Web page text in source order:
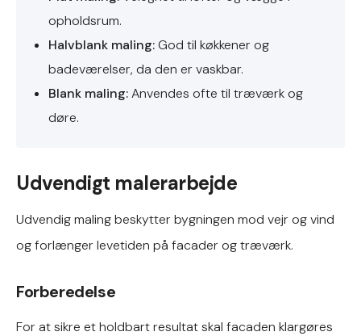
opholdsrum.
Halvblank maling:God til køkkener og
badeværelser, da den er vaskbar.
Blank maling:Anvendes ofte til træværk og
døre.
Udvendigt malerarbejde
Udvendig maling beskytter bygningen mod vejr og vind
og forlænger levetiden på facader og træværk.
Forberedelse
For at sikre et holdbart resultat skal facaden klargøres